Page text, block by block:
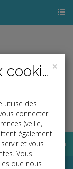
×
Politique relative aux cookies
utilise des
connecter
(veille,
également
et vous
Vous
que nous